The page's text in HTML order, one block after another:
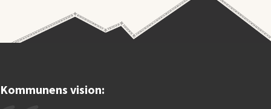
Kommunens vision: